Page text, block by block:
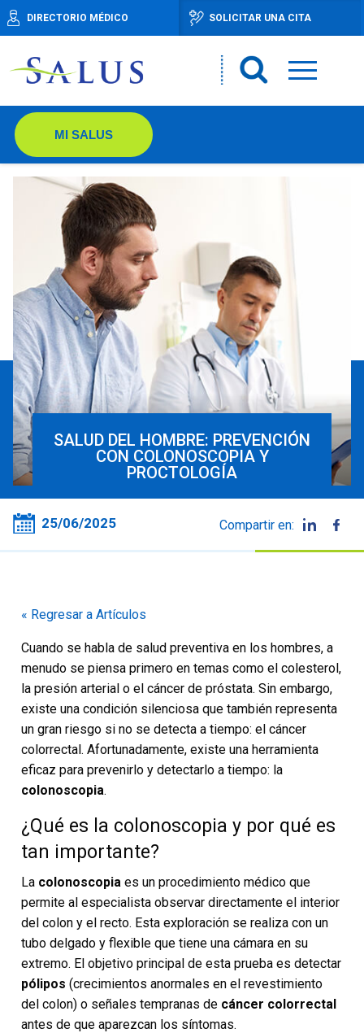
DIRECTORIO MÉDICO SOLICITAR UNA CITA
MI SALUS
SALUD DEL HOMBRE: PREVENCIÓN
CON COLONOSCOPIA Y
PROCTOLOGÍA
25/06/2025 Compartir en:
« Regresar a Artículos
Cuando se habla de salud preventiva en los hombres, a
menudo se piensa primero en temas como el colesterol,
la presión arterial o el cáncer de próstata. Sin embargo,
existe una condición silenciosa que también representa
un gran riesgo si no se detecta a tiempo: el cáncer
colorrectal. Afortunadamente, existe una herramienta
eficaz para prevenirlo y detectarlo a tiempo: la
colonoscopia.
¿Qué es la colonoscopia y por qué es
tan importante?
La colonoscopia es un procedimiento médico que
permite al especialista observar directamente el interior
del colon y el recto. Esta exploración se realiza con un
tubo delgado y flexible que tiene una cámara en su
extremo. El objetivo principal de esta prueba es detectar
pólipos (crecimientos anormales en el revestimiento
del colon) o señales tempranas de cáncer colorrectal
antes de que aparezcan los síntomas.